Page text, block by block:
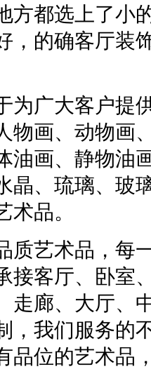
方都选上了小
，的确客厅装
为广大客户提
物画、动物画
油画、静物油
晶、琉璃、玻
术品。
质艺术品，每
接客厅、卧室
走廊、大厅、
，我们服务的
品位的艺术品